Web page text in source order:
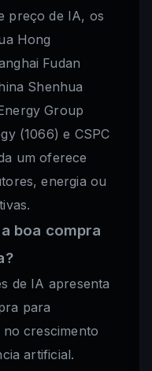
preço de IA, os
Hong
Fudan
Shenhua
Group
(1066) e CSPC
um oferece
energia ou
boa compra
de IA apresenta
para
crescimento
artificial.